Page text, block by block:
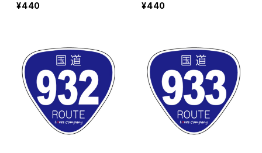
¥440
¥440